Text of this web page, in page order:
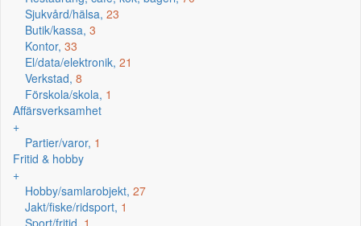
Sjukvård/hälsa, 23
Butik/kassa, 3
Kontor, 33
El/data/elektronik, 21
Verkstad, 8
Förskola/skola, 1
Affärsverksamhet
+
Partier/varor, 1
Fritid & hobby
+
Hobby/samlarobjekt, 27
Jakt/fiske/ridsport, 1
Sport/fritid, 1